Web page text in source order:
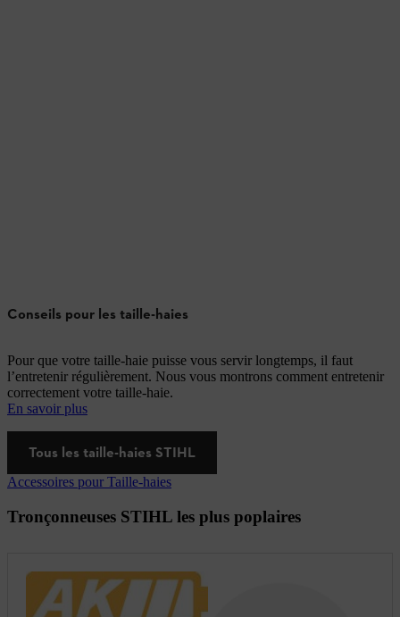
Conseils pour les taille-haies
Pour que votre taille-haie puisse vous servir longtemps, il faut
l’entretenir régulièrement. Nous vous montrons comment entretenir
correctement votre taille-haie.
En savoir plus
Tous les taille-haies STIHL
Accessoires pour Taille-haies
Tronçonneuses STIHL les plus poplaires